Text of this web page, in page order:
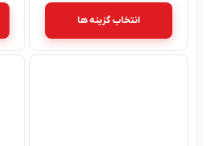
انتخاب گزینه ها